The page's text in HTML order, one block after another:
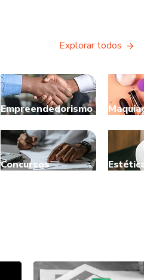
Explorar todos
Empreendedorismo
Concursos